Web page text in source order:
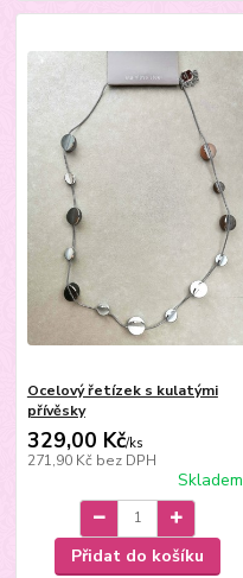
Ocelový řetízek s kulatými
přívěsky
329,00 Kč/ks
271,90 Kč bez DPH
Skladem
Přidat do košíku